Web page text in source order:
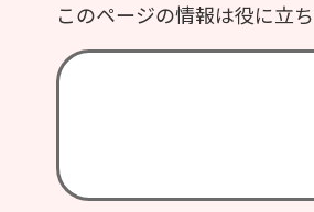
このページの情報は役に立